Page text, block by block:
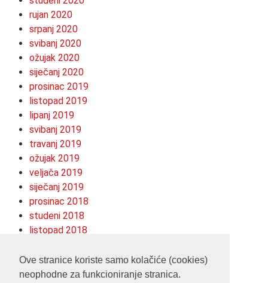
Ove stranice koriste samo kolačiće (cookies)
neophodne za funkcioniranje stranica.
rujan 2020
srpanj 2020
svibanj 2020
ožujak 2020
siječanj 2020
prosinac 2019
listopad 2019
lipanj 2019
svibanj 2019
travanj 2019
ožujak 2019
veljača 2019
siječanj 2019
prosinac 2018
studeni 2018
listopad 2018
srpanj 2018